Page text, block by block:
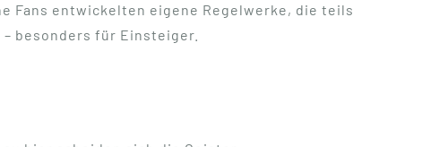
Fans entwickelten eigene Regelwerke, die teils
besonders für Einsteiger.